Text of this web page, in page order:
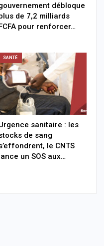
débloque
de 7,2 milliards
pour renforcer…
SANTÉ
sanitaire : les
de sang
le CNTS
un SOS aux…